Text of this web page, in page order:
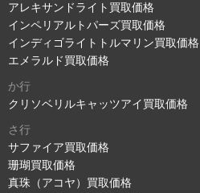
アレキサンドライト買取価格
インペリアルトパーズ買取価格
インディゴライトトルマリン買取価格
エメラルド買取価格
か行
クリソベリルキャッツアイ買取価格
さ行
サファイア買取価格
珊瑚買取価格
真珠（アコヤ）買取価格